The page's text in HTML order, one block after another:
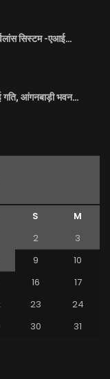
सिस्टम -एआई…
गति, आंगनबाड़ी भवन…
S
M
2
3
9
10
16
17
23
24
30
31